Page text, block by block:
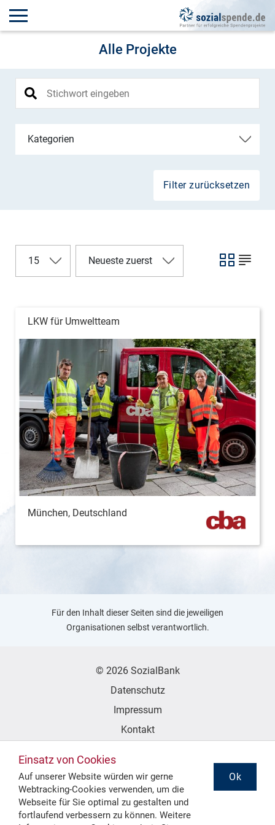
Alle Projekte
Kategorien
Filter zurücksetzen
15 Neueste zuerst
LKW für Umweltteam
München, Deutschland
Für den Inhalt dieser Seiten sind die jeweiligen
Organisationen selbst verantwortlich.
© 2026 SozialBank
Datenschutz
Impressum
Kontakt
Folgen Sie uns
Einsatz von Cookies
Auf unserer Website würden wir gerne
Webtracking-Cookies verwenden, um die
Webseite für Sie optimal zu gestalten und
fortlaufend verbessern zu können. Weitere
Ok